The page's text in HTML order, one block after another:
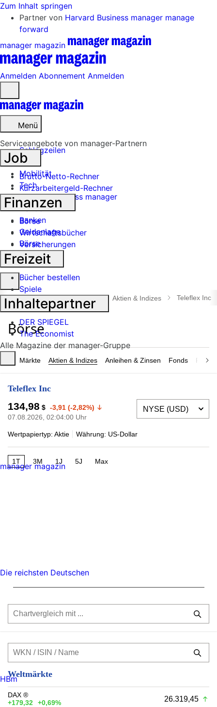
Zum Inhalt springen
Partner von Harvard Business manager manage
forward
manager magazin
Anmelden Abonnement Anmelden
öffnen
Menü
Schlagzeilen
Mobilität
Tech
Harvard Business manager
Handel
Banken
Geldanlage
Börse
Industrie
Suche
öffnen
manager magazin Börse Aktien & Indizes Teleflex Inc
Märkte Aktien & Indizes Anleihen & Zinsen Fonds
Teleflex Inc
134,98 $ -3,91 (-2,82%)
07.08.2026, 02:04:00 Uhr
Wertpapiertyp: Aktie Währung: US-Dollar
1T 3M 1J 5J Max
Weltmärkte
DAX ®
+179,32
+0,69% 26.319,45
Serviceangebote von manager-Partnern
Job
Brutto-Netto-Rechner
Kurzarbeitergeld-Rechner
Finanzen
Börse
Wirtschaftsbücher
Versicherungen
Freizeit
Bücher bestellen
Spiele
Inhaltepartner
DER SPIEGEL
The Economist
Alle Magazine der manager-Gruppe
manager magazin
Die reichsten Deutschen
HBm